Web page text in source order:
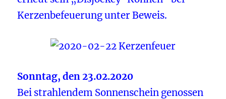
Kerzenbefeuerung unter Beweis.
Sonntag, den 23.02.2020
Bei strahlendem Sonnenschein genossen